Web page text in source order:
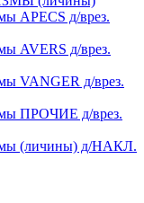
APECS д/врез.
AVERS д/врез.
VANGER д/врез.
ПРОЧИЕ д/врез.
(личины) д/НАКЛ.